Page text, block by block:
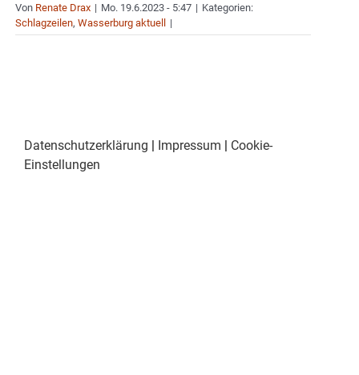
Von Renate Drax | Mo. 19.6.2023 - 5:47 | Kategorien:
Schlagzeilen, Wasserburg aktuell |
Datenschutzerklärung | Impressum | Cookie-
Einstellungen